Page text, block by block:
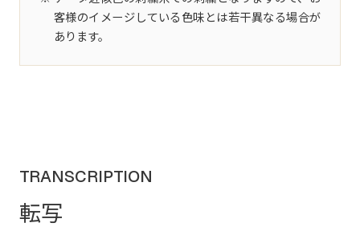
客様のイメージしている色味とは若干異なる場合が
あります。
TRANSCRIPTION
転写